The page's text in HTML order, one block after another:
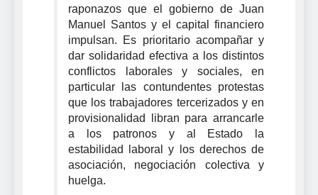
raponazos que el gobierno de Juan
Manuel Santos y el capital financiero
impulsan. Es prioritario acompañar y
dar solidaridad efectiva a los distintos
conflictos laborales y sociales, en
particular las contundentes protestas
que los trabajadores tercerizados y en
provisionalidad libran para arrancarle
a los patronos y al Estado la
estabilidad laboral y los derechos de
asociación, negociación colectiva y
huelga.